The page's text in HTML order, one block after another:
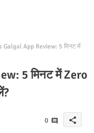
Galgal App Review: 5 मिनट में
5 मिनट में Zero
0 share